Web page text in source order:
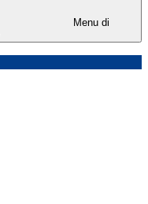
Menu di